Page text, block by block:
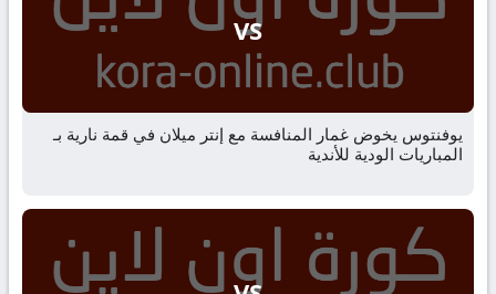
VS
يوفنتوس يخوض غمار المنافسة مع إنتر ميلان في قمة نارية بـ
المباريات الودية للأندية